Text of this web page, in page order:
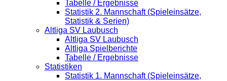
Tabelle / Ergebnisse
Statistik 2. Mannschaft (Spieleinsätze,
Statistik & Serien)
Altliga SV Laubusch
Altliga SV Laubusch
Altliga Spielberichte
Tabelle / Ergebnisse
Statistiken
Statistik 1. Mannschaft (Spieleinsätze,